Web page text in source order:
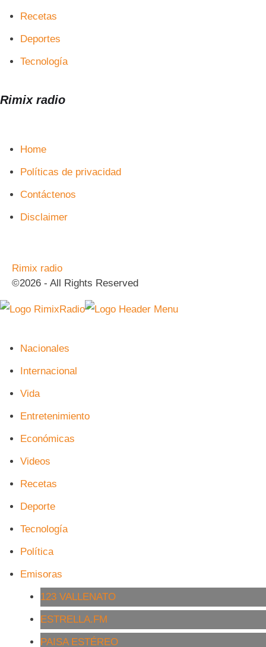
Rimix radio
Home
Políticas de privacidad
Contáctenos
Disclaimer
Recetas
Deportes
Tecnología
Rimix radio
©2026 - All Rights Reserved
Nacionales
Internacional
Vida
Entretenimiento
Económicas
Videos
Recetas
Deporte
Tecnología
Política
Emisoras
123 VALLENATO
ESTRELLA.FM
PAISA ESTÉREO